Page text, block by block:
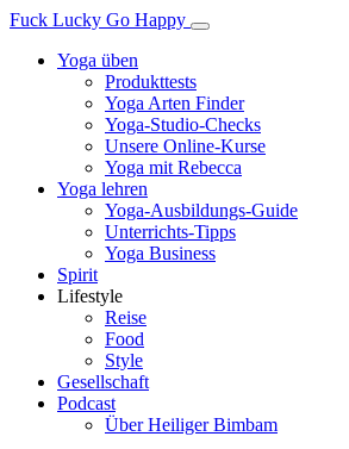
Fuck Lucky Go Happy
Yoga üben
Produkttests
Yoga Arten Finder
Yoga-Studio-Checks
Unsere Online-Kurse
Yoga mit Rebecca
Yoga lehren
Yoga-Ausbildungs-Guide
Unterrichts-Tipps
Yoga Business
Spirit
Lifestyle
Reise
Food
Style
Gesellschaft
Podcast
Über Heiliger Bimbam